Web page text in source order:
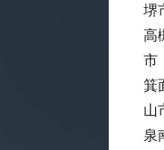
堺
高
市
箕
山